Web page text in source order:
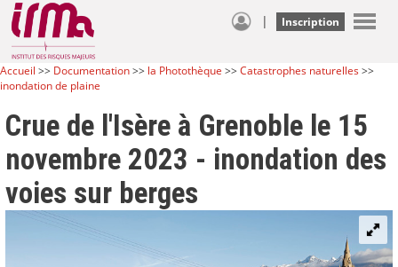
| Inscription
Accueil >> Documentation>> la Photothèque >>Catastrophes naturelles>>
inondation de plaine
Crue de l'Isère à Grenoble le 15
novembre 2023 - inondation des
voies sur berges